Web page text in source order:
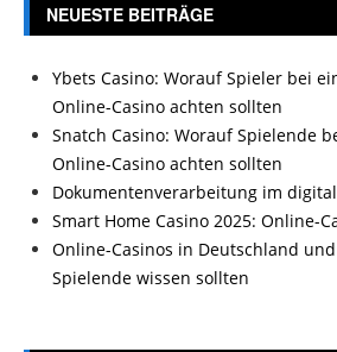
NEUESTE BEITRÄGE
Ybets Casino: Worauf Spieler bei
Online-Casino achten sollten
Snatch Casino: Worauf Spielende
Online-Casino achten sollten
Dokumentenverarbeitung im
Smart Home Casino 2025: Online-
Online-Casinos in Deutschland
Spielende wissen sollten